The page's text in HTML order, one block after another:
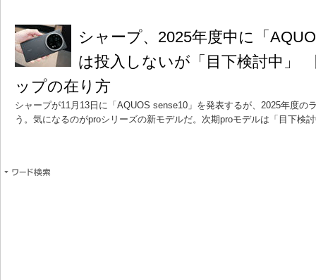
シャープ、2025年度中に「
は投入しないが「目下検討中」
ップの在り方
シャープが11月13日に「AQUOS sense10」を発表するが、2025年度の
う。気になるのがproシリーズの新モデルだ。次期proモデルは「目下検